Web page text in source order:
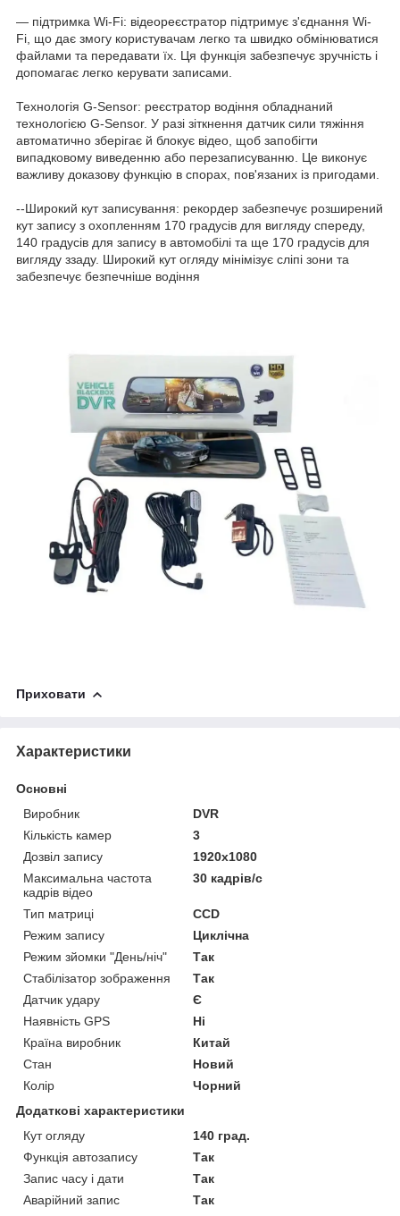
— підтримка Wi-Fi: відеореєстратор підтримує з'єднання Wi-
Fi, що дає змогу користувачам легко та швидко обмінюватися
файлами та передавати їх. Ця функція забезпечує зручність і
допомагає легко керувати записами.
Технологія G-Sensor: реєстратор водіння обладнаний
технологією G-Sensor. У разі зіткнення датчик сили тяжіння
автоматично зберігає й блокує відео, щоб запобігти
випадковому виведенню або перезаписуванню. Це виконує
важливу доказову функцію в спорах, пов'язаних із пригодами.
--Широкий кут записування: рекордер забезпечує розширений
кут запису з охопленням 170 градусів для вигляду спереду,
140 градусів для запису в автомобілі та ще 170 градусів для
вигляду ззаду. Широкий кут огляду мінімізує сліпі зони та
забезпечує безпечніше водіння
Приховати
Характеристики
Основні
Виробник
DVR
Кількість камер
3
Дозвіл запису
1920х1080
Максимальна частота
кадрів відео
30 кадрів/с
Тип матриці
CCD
Режим запису
Циклічна
Режим зйомки "День/ніч"
Так
Стабілізатор зображення
Так
Датчик удару
Є
Наявність GPS
Ні
Країна виробник
Китай
Стан
Новий
Колір
Чорний
Додаткові характеристики
Кут огляду
140 град.
Функція автозапису
Так
Запис часу і дати
Так
Аварійний запис
Так